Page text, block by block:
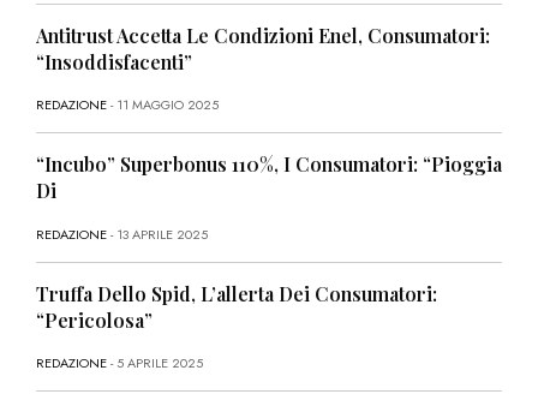
Antitrust Accetta Le Condizioni Enel, Consumatori:
“Insoddisfacenti”
REDAZIONE- 11 MAGGIO 2025
“Incubo” Superbonus 110%, I Consumatori: “Pioggia
Di
REDAZIONE- 13 APRILE 2025
Truffa Dello Spid, L’allerta Dei Consumatori:
“Pericolosa”
REDAZIONE- 5 APRILE 2025